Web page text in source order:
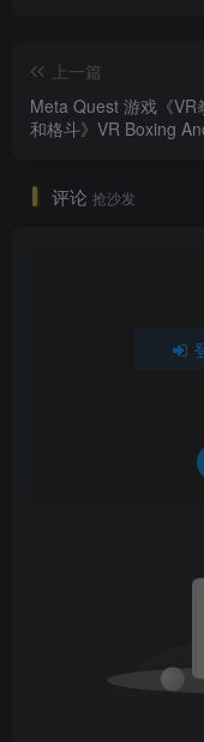
上一篇
Meta Quest 游戏《VR
和格斗》VR Boxing
评论 抢沙发